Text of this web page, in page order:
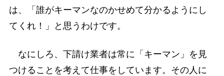
は、「誰がキーマンなのかせめて分かるようにし
てくれ！」と思うわけです。
なにしろ、下請け業者は常に「キーマン」を見
つけることを考えて仕事をしています。その人に